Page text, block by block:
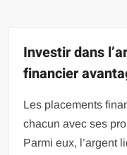
Investir dans
financier
Les placements
chacun avec ses
Parmi eux, l’argent